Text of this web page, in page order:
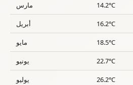
مارس 14.2°C
أبريل 16.2°C
مايو 18.5°C
يونيو 22.7°C
يوليو 26.2°C